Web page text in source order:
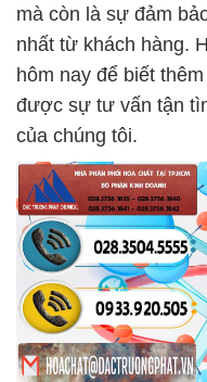
mà còn là sự đảm
nhất từ khách hàng.
hôm nay để biết
được sự tư vấn tận
của chúng tôi.